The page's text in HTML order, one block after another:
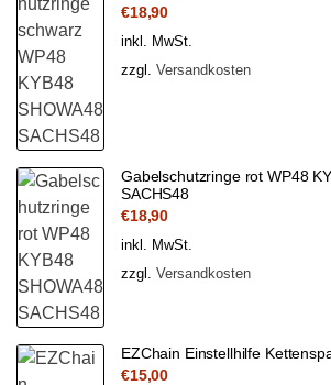
€18,90
inkl. MwSt.
zzgl. Versandkosten
Gabelschutzringe rot WP48
SACHS48
€18,90
inkl. MwSt.
zzgl. Versandkosten
EZChain Einstellhilfe
€15,00